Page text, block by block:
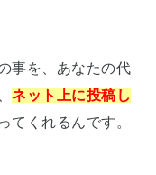
事を、あなたの代
ネット上に投稿し
てくれるんです。